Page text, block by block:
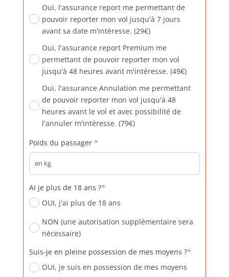
Oui, l'assurance report me permettant de
pouvoir reporter mon vol jusqu'à 7 jours
avant sa date m'intéresse. (29€)
Oui, l'assurance report Premium me
permettant de pouvoir reporter mon vol
jusqu'à 48 heures avant m'intéresse. (49€)
Oui, l'assurance Annulation me permettant
de pouvoir reporter mon vol jusqu'à 48
heures avant le vol et avec possibilité de
l'annuler m'intéresse. (79€)
Poids du passager *(required)
Ai je plus de 18 ans ?*(required)
OUI, j'ai plus de 18 ans
NON (une autorisation supplémentaire sera
nécessaire)
Suis-je en pleine possession de mes moyens ?*(required)
OUI, je suis en possession de mes moyens